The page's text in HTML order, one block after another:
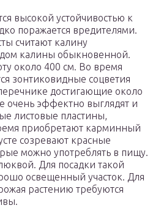
высокой устойчивостью к
поражается вредителями.
считают калину
калины обыкновенной.
около 400 см. Во время
зонтиковидные соцветия
достигающие около
очень эффектно выглядят и
листовые пластины,
приобретают карминный
созревают красные
можно употреблять в пищу.
Для посадки такой
освещенный участок. Для
растению требуются